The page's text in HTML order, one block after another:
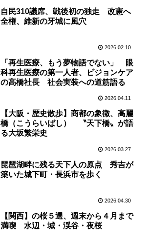
自民310議席、戦後初の独走 改憲へ
全権、維新の牙城に風穴
2026.02.10
「再生医療、もう夢物語でない」 眼
科再生医療の第一人者、ビジョンケア
の高橋社長 社会実装への道筋語る
2026.04.11
【大阪・歴史散歩】商都の象徴、高麗
橋（こうらいばし） 〝天下橋〟が語
る大坂繁栄史
2026.03.27
琵琶湖畔に残る天下人の原点 秀吉が
築いた城下町・長浜市を歩く
2026.04.30
【関西】の桜５選、週末から４月まで
満喫 水辺・城・渓谷・夜桜